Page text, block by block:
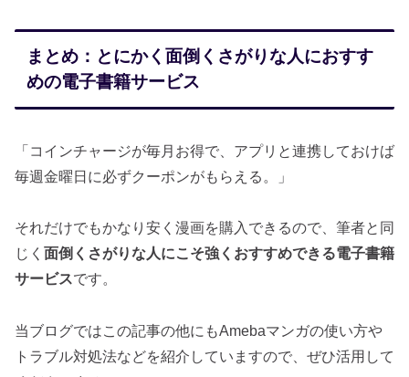
まとめ：とにかく面倒くさがりな人におすす
めの電子書籍サービス
「コインチャージが毎月お得で、アプリと連携しておけば
毎週金曜日に必ずクーポンがもらえる。」
それだけでもかなり安く漫画を購入できるので、筆者と同
じく 面倒くさがりな人にこそ強くおすすめできる電子書籍
サービスです。
当ブログではこの記事の他にもAmebaマンガの使い方や
トラブル対処法などを紹介していますので、ぜひ活用して